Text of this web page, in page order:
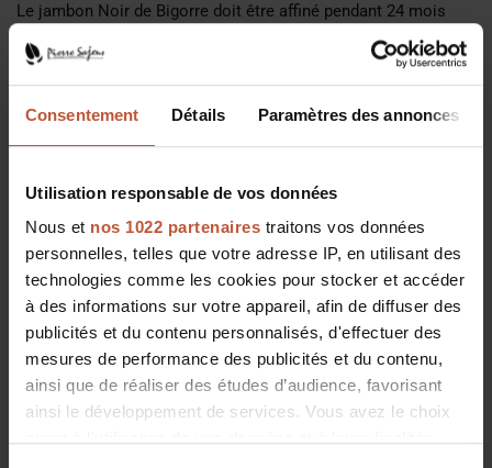
Consentement Détails Paramètres des annonces
Utilisation responsable de vos données
Nous et nos 1022 partenaires traitons vos données
personnelles, telles que votre adresse IP, en utilisant des
technologies comme les cookies pour stocker et accéder
à des informations sur votre appareil, afin de diffuser des
publicités et du contenu personnalisés, d'effectuer des
mesures de performance des publicités et du contenu,
ainsi que de réaliser des études d’audience, favorisant
ainsi le développement de services. Vous avez le choix
Le jambon Noir de Bigorre doit être affiné pendant 24 mois
porc noir apporte à nos jambons ce goût si caractéristique de
Conditionnement idéal pour découvrir le Jambon Noir de
Description du produit
Informations nutritionnelles
Prix:
12,05 €